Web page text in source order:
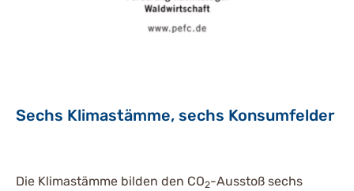
Sechs Klimastämme, sechs Konsumfelder
Die Klimastämme bilden den CO2-Ausstoß sechs